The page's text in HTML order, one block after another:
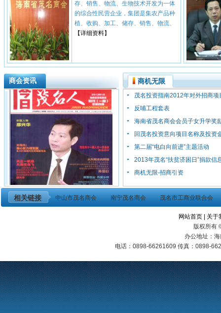
存、销售、物流、生物技术开发为一体
的综合性民营企业，集团是集农产品种
植、收购、加工、储存、销售、物流、
【详细资料】
商会资讯 商机无限
茂名投资指南2012年对外招商项
反哺工程套表
海南省茂名商会会员子女升学奖
回茂名投资意向项目名称及投资
第二届“电白向前进”主题活动
2013年茂名“扶贫济困日”捐款信
商机无限-招商引资
相关链接 中山市茂名商会 南宁茂名商会 茂名市工商业联合会
网站首页
关于
版权所有
办公地址：
电话：0898-66261609 传真：0898-